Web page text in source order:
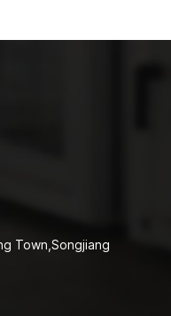
Town,Songjiang